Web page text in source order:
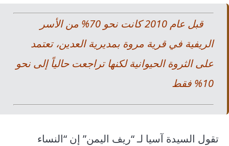
قبل عام 2010 كانت نحو 70% من الأسر
الريفية في قرية مروة بمديرية العدين، تعتمد
على الثروة الحيوانية لكنها تراجعت حالياً إلى نحو
10% فقط
تقول السيدة آسيا لـ “ريف اليمن” إن “النساء